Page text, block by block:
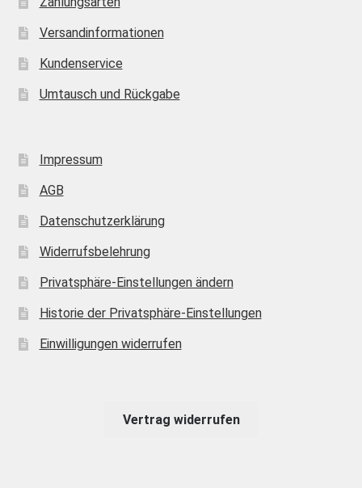
Versandinformationen
Kundenservice
Umtausch und Rückgabe
Impressum
AGB
Datenschutzerklärung
Widerrufsbelehrung
Privatsphäre-Einstellungen ändern
Historie der Privatsphäre-Einstellungen
Einwilligungen widerrufen
Vertrag widerrufen